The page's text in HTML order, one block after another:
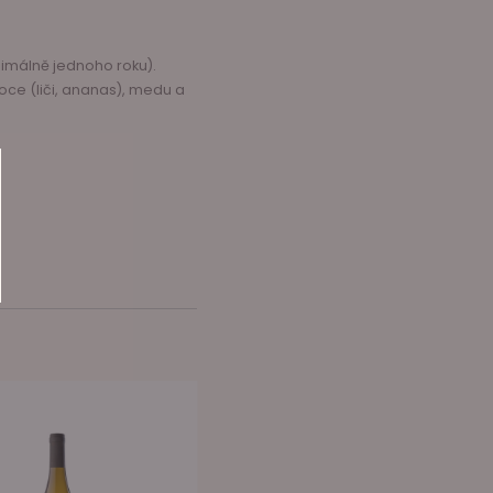
jednoho roku).
(liči, ananas), medu a